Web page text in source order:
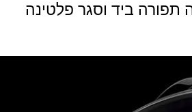
ביד וסגר פלטינה